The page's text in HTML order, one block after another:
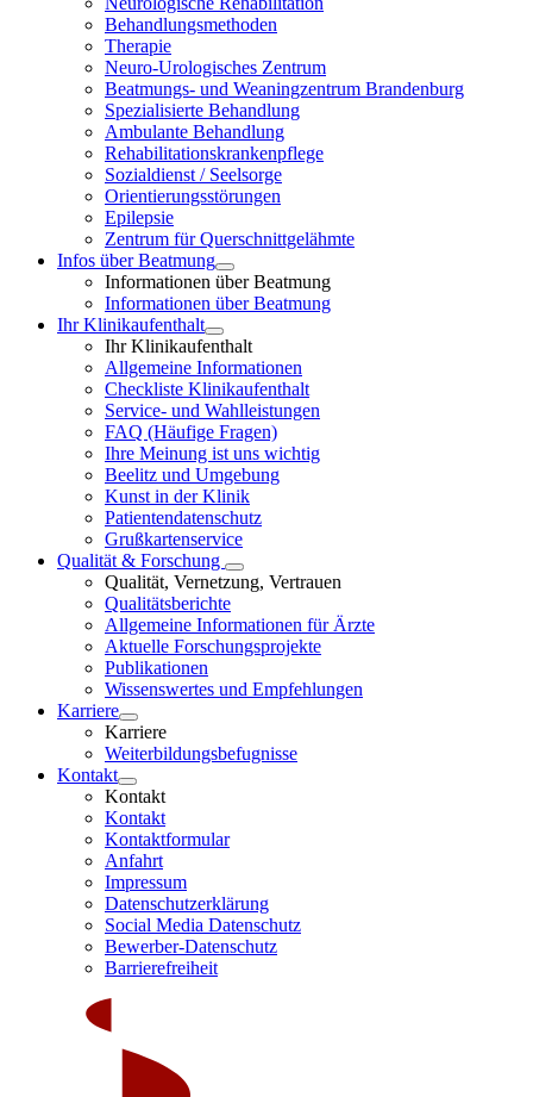
Behandlungsmethoden
Therapie
Neuro-Urologisches Zentrum
Beatmungs- und Weaningzentrum Brandenburg
Spezialisierte Behandlung
Ambulante Behandlung
Rehabilitationskrankenpflege
Sozialdienst / Seelsorge
Orientierungsstörungen
Epilepsie
Zentrum für Querschnittgelähmte
Infos über Beatmung
Informationen über Beatmung
Informationen über Beatmung
Ihr Klinikaufenthalt
Ihr Klinikaufenthalt
Allgemeine Informationen
Checkliste Klinikaufenthalt
Service- und Wahlleistungen
FAQ (Häufige Fragen)
Ihre Meinung ist uns wichtig
Beelitz und Umgebung
Kunst in der Klinik
Patientendatenschutz
Grußkartenservice
Qualität & Forschung
Qualität, Vernetzung, Vertrauen
Qualitätsberichte
Allgemeine Informationen für Ärzte
Aktuelle Forschungsprojekte
Publikationen
Wissenswertes und Empfehlungen
Karriere
Karriere
Weiterbildungsbefugnisse
Kontakt
Kontakt
Kontakt
Kontaktformular
Anfahrt
Impressum
Datenschutzerklärung
Social Media Datenschutz
Bewerber-Datenschutz
Barrierefreiheit